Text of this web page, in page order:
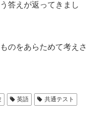
答えが返ってきまし
のをあらためて考えさ
英語
共通テスト